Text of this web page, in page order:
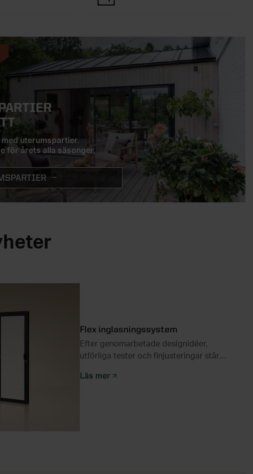
med uterumspartier.
för årets alla säsonger.
Flex inglasningssystem
Efter genomarbetade designidéer,
utförliga tester och finjusteringar står
Läs mer